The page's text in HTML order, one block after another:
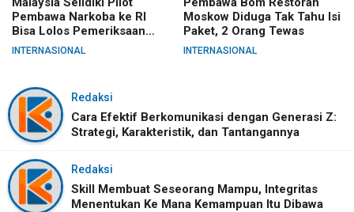
Pembawa Narkoba ke RI
Bisa Lolos Pemeriksaan
KLIA
INTERNASIONAL
Moskow Diduga Tak Tahu Isi
Paket, 2 Orang Tewas
INTERNASIONAL
Redaksi
Cara Efektif Berkomunikasi dengan Generasi Z:
Strategi, Karakteristik, dan Tantangannya
Redaksi
Skill Membuat Seseorang Mampu, Integritas
Menentukan Ke Mana Kemampuan Itu Dibawa